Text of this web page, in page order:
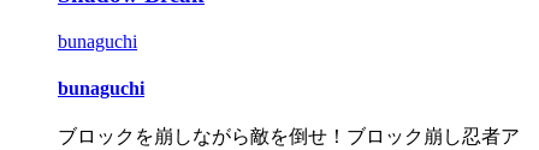
bunaguchi
bunaguchi
ブロックを崩しながら敵を倒せ！ブロック崩し忍者ア